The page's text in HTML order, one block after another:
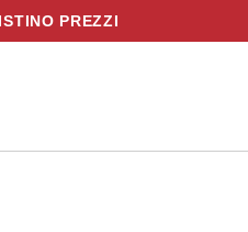
PREZZI